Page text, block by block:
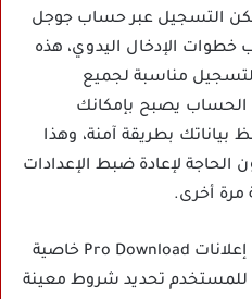
التسجيل عبر حساب جوجل
الإدخال اليدوي، هذه
مناسبة لجميع
يصبح بإمكانك
بياناتك بطريقة آمنة، وهذا
الحاجة لإعادة ضبط الإعدادات
مرة أخرى.
يوفر تطبيق Windy مهكر بدون إعلانات Pro Download خاصية
للمستخدم تحديد شروط معينة